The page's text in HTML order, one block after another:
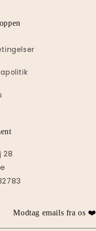
28
Modtag emails fra os ❤️